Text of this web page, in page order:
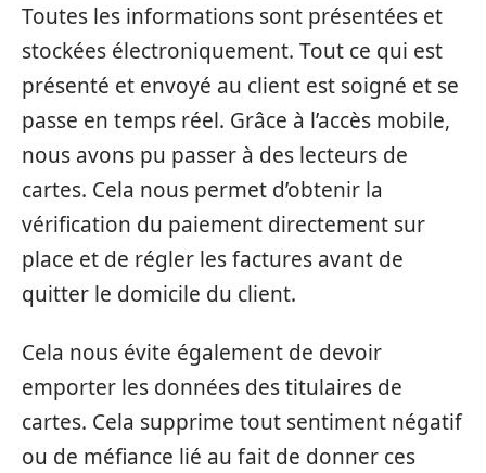
Toutes les informations sont présentées et
stockées électroniquement. Tout ce qui est
présenté et envoyé au client est soigné et se
passe en temps réel. Grâce à l’accès mobile,
nous avons pu passer à des lecteurs de
cartes. Cela nous permet d’obtenir la
vérification du paiement directement sur
place et de régler les factures avant de
quitter le domicile du client.
Cela nous évite également de devoir
emporter les données des titulaires de
cartes. Cela supprime tout sentiment négatif
ou de méfiance lié au fait de donner ces